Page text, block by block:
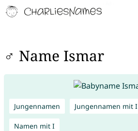
♂ Name Ismar
Jungennamen Jungennamen mit I
Namen mit I